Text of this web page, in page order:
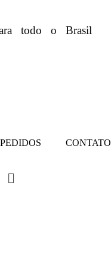
todo o Brasil
CONTATO